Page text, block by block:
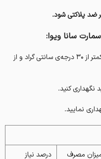
این فرآورده را در جای خشک و خنک و کمتر از ۳۰ درجه‌ی سانتی‌ گراد و از
نگهداری کنید.
نمایید.
مصرف
درصد نیاز